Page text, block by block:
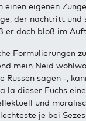
einen eigenen
der nachtritt und
er doch bloß im
Formulierungen
mein Neid
Russen sagen -,
la dieser Fuchs
und
je bei